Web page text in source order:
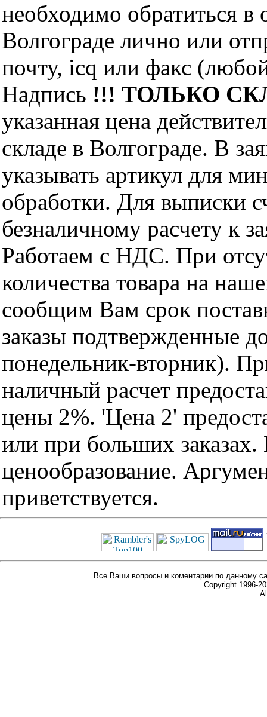
необходимо
Волгограде лично или
почту, icq или факс
Надпись !!! ТОЛЬКО
указанная цена
складе в Волгограде. В
указывать артикул для
обработки. Для выписки
безналичному расчету к
Работаем с НДС. При
количества товара на
сообщим Вам срок
заказы подтвержденные
понедельник-вторник).
наличный расчет
цены 2%. 'Цена 2'
или при больших
ценообразование.
приветствуется.
Все Ваши вопросы и коментарии по данному
Copyright 1996-